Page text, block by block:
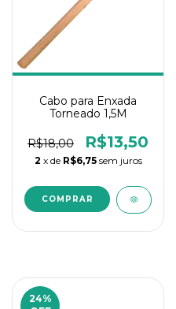
Cabo para Enxada
Torneado 1,5M
R$18,00 R$13,50
2 x de R$6,75 sem juros
24%